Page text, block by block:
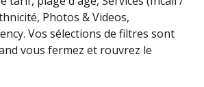
Photos & Videos,
Vos sélections de filtres sont
vous fermez et rouvrez le